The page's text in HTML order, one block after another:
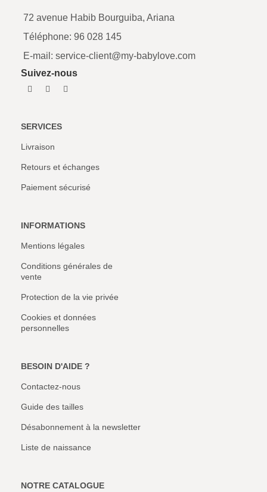
72 avenue Habib Bourguiba, Ariana
Téléphone: 96 028 145
E-mail: service-client@my-babylove.com
Suivez-nous
SERVICES
Livraison
Retours et échanges
Paiement sécurisé
INFORMATIONS
Mentions légales
Conditions générales de
vente
Protection de la vie privée
Cookies et données
personnelles
BESOIN D'AIDE ?
Contactez-nous
Guide des tailles
Désabonnement à la newsletter
Liste de naissance
NOTRE CATALOGUE